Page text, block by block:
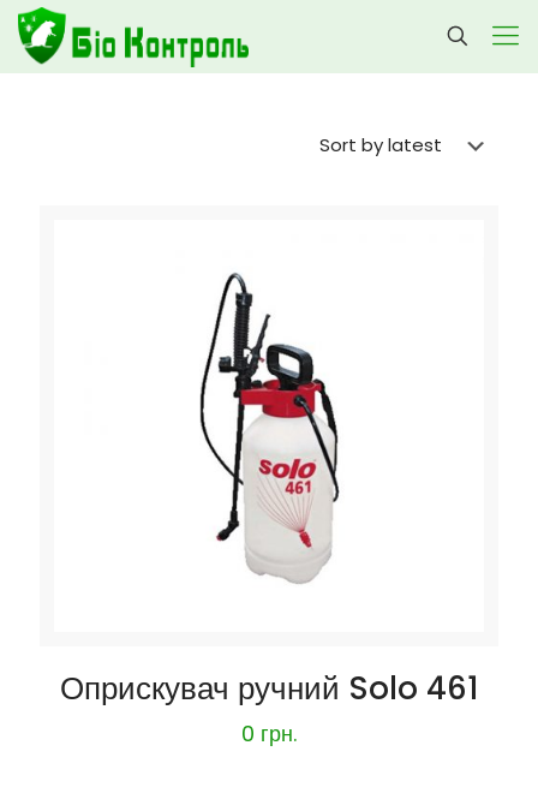
Оприскувач ручний Solo 461
0 грн.